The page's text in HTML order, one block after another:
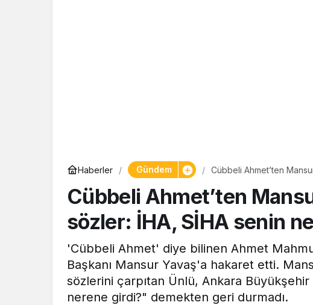
Haberler Gündem
Cübbeli Ahmet’ten
Cübbeli Ahmet’ten
sözler: İHA, SİHA senin
'Cübbeli Ahmet' diye bilinen Ahmet
Başkanı Mansur Yavaş'a hakaret etti.
sözlerini çarpıtan Ünlü, Ankara
nerene girdi?" demekten geri durmadı.